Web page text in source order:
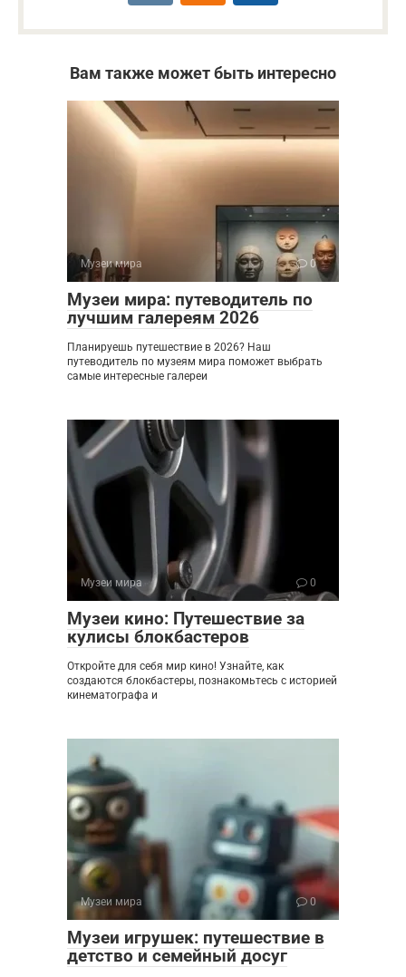
Вам также может быть интересно
Музеи мира 0
Музеи мира: путеводитель по
лучшим галереям 2026
Планируешь путешествие в 2026? Наш
путеводитель по музеям мира поможет выбрать
самые интересные галереи
Музеи мира 0
Музеи кино: Путешествие за
кулисы блокбастеров
Откройте для себя мир кино! Узнайте, как
создаются блокбастеры, познакомьтесь с историей
кинематографа и
Музеи мира 0
Музеи игрушек: путешествие в
детство и семейный досуг